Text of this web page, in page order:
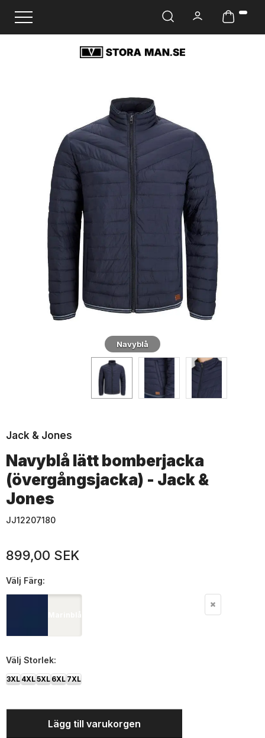
Ändra navigering
Navyblå
Jack & Jones
Navyblå lätt bomberjacka
(övergångsjacka) - Jack &
Jones
JJ12207180
899,00 SEK
Välj Färg:
Marinblå
Välj Storlek:
3XL 4XL5XL 6XL 7XL
Lägg till varukorgen